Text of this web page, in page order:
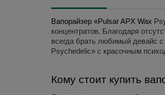
Вапорайзер «Pulsar APX Wax
концентратов. Благодаря
всегда брать любимый девайс
Psychedelic» с красочным
Кому стоит купить